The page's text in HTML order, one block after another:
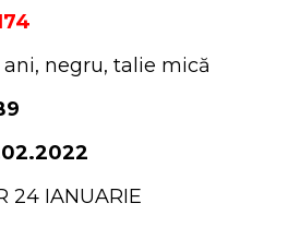
negru, talie mică
24 IANUARIE